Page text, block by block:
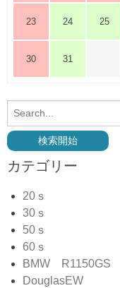
23 24 25
30 31
カテゴリー
20ｓ
30ｓ
50ｓ
60ｓ
BMW R1150GS
DouglasEW